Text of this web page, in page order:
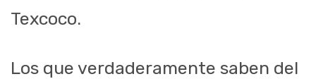
Texcoco.
Los que verdaderamente saben del